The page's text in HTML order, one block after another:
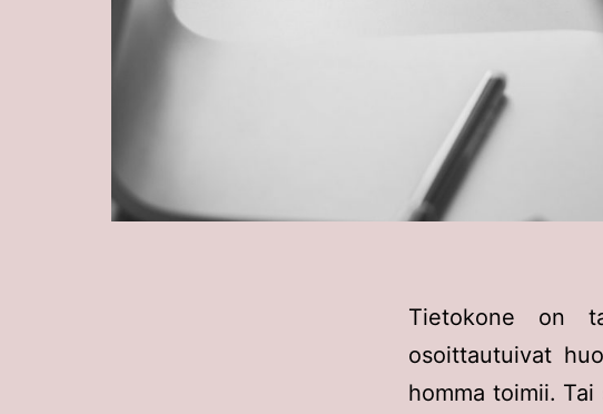
Tietokone on
osoittautuivat
homma toimii.